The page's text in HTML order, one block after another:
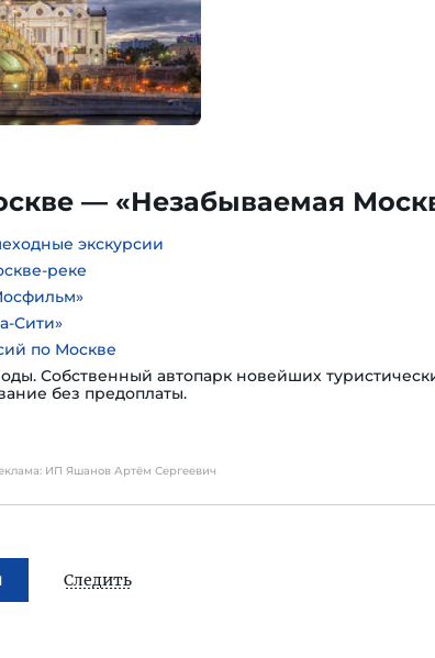
— «Незабываемая
экскурсии
реке
Сити»
по Москве
Собственный автопарк новейших
без предоплаты.
ИП Яшанов Артём Сергеевич
Следить